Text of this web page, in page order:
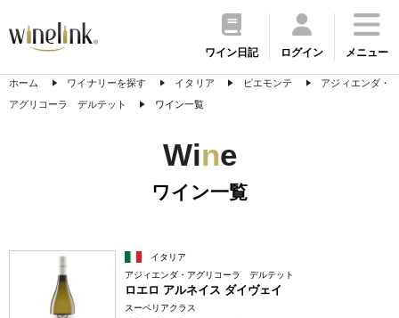
ワイン日記 ログイン メニュー
ホーム ワイナリーを探す イタリア ピエモンテ
アジィエンダ・
アグリコーラ デルテット
ワイン一覧
Wine
ワイン一覧
イタリア
アジィエンダ・アグリコーラ デルテット
ロエロ アルネイス ダイヴェイ
スーペリアクラス